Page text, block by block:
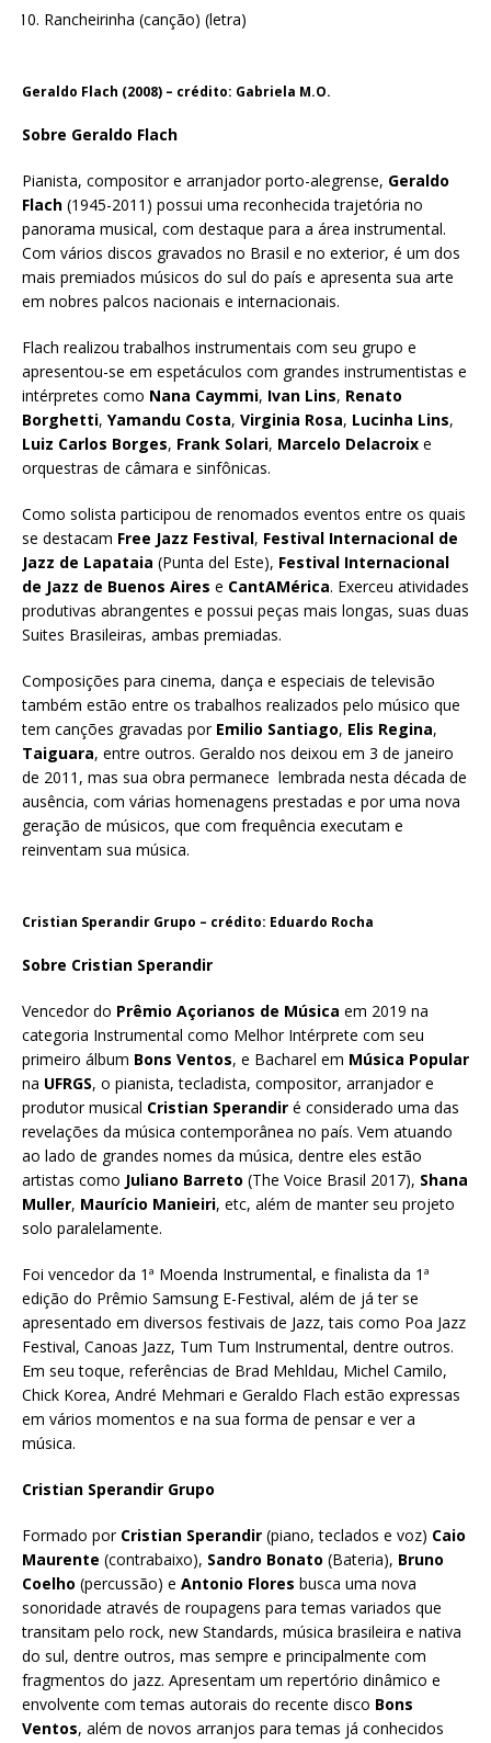
Rancheirinha (canção) (letra)
Geraldo Flach (2008) – crédito: Gabriela M.O.
Sobre Geraldo Flach
Pianista, compositor e arranjador porto-alegrense, Geraldo
Flach (1945-2011) possui uma reconhecida trajetória no
panorama musical, com destaque para a área instrumental.
Com vários discos gravados no Brasil e no exterior, é um dos
mais premiados músicos do sul do país e apresenta sua arte
em nobres palcos nacionais e internacionais.
Flach realizou trabalhos instrumentais com seu grupo e
apresentou-se em espetáculos com grandes instrumentistas e
intérpretes como Nana Caymmi, Ivan Lins, Renato
Borghetti, Yamandu Costa, Virginia Rosa, Lucinha Lins,
Luiz Carlos Borges, Frank Solari, Marcelo Delacroix e
orquestras de câmara e sinfônicas.
Como solista participou de renomados eventos entre os quais
se destacam Free Jazz Festival, Festival Internacional de
Jazz de Lapataia (Punta del Este), Festival Internacional
de Jazz de Buenos Aires e CantAMérica. Exerceu atividades
produtivas abrangentes e possui peças mais longas, suas duas
Suites Brasileiras, ambas premiadas.
Composições para cinema, dança e especiais de televisão
também estão entre os trabalhos realizados pelo músico que
tem canções gravadas por Emilio Santiago, Elis Regina,
Taiguara, entre outros. Geraldo nos deixou em 3 de janeiro
de 2011, mas sua obra permanece lembrada nesta década de
ausência, com várias homenagens prestadas e por uma nova
geração de músicos, que com frequência executam e
reinventam sua música.
Cristian Sperandir Grupo – crédito: Eduardo Rocha
Sobre Cristian Sperandir
Vencedor do Prêmio Açorianos de Música em 2019 na
categoria Instrumental como Melhor Intérprete com seu
primeiro álbum Bons Ventos, e Bacharel em Música Popular
na UFRGS, o pianista, tecladista, compositor, arranjador e
produtor musical Cristian Sperandir é considerado uma das
revelações da música contemporânea no país. Vem atuando
ao lado de grandes nomes da música, dentre eles estão
artistas como Juliano Barreto (The Voice Brasil 2017), Shana
Muller, Maurício Manieiri, etc, além de manter seu projeto
solo paralelamente.
Foi vencedor da 1ª Moenda Instrumental, e finalista da 1ª
edição do Prêmio Samsung E-Festival, além de já ter se
apresentado em diversos festivais de Jazz, tais como Poa Jazz
Festival, Canoas Jazz, Tum Tum Instrumental, dentre outros.
Em seu toque, referências de Brad Mehldau, Michel Camilo,
Chick Korea, André Mehmari e Geraldo Flach estão expressas
em vários momentos e na sua forma de pensar e ver a
música.
Cristian Sperandir Grupo
Formado por Cristian Sperandir (piano, teclados e voz) Caio
Maurente (contrabaixo), Sandro Bonato (Bateria), Bruno
Coelho (percussão) e Antonio Flores busca uma nova
sonoridade através de roupagens para temas variados que
transitam pelo rock, new Standards, música brasileira e nativa
do sul, dentre outros, mas sempre e principalmente com
fragmentos do jazz. Apresentam um repertório dinâmico e
envolvente com temas autorais do recente disco Bons
Ventos, além de novos arranjos para temas já conhecidos